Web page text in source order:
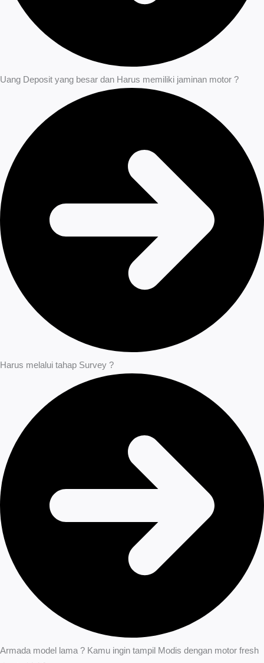
Uang Deposit yang besar dan Harus memiliki jaminan motor ?
Harus melalui tahap Survey ?
Armada model lama ? Kamu ingin tampil Modis dengan motor fresh